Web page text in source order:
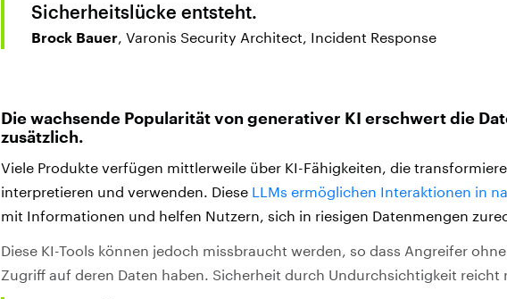
Sicherheitslücke entsteht.
Brock Bauer, Varonis Security Architect, Incident Response
Die wachsende Popularität von generativer KI erschwert die
zusätzlich.
Viele Produkte verfügen mittlerweile über KI-Fähigkeiten, die
interpretieren und verwenden. Diese LLMs ermöglichen Interaktionen in
mit Informationen und helfen Nutzern, sich in riesigen Datenmengen
Diese KI-Tools können jedoch missbraucht werden, so dass Angreifer
Zugriff auf deren Daten haben. Sicherheit durch Undurchsichtigkeit reicht